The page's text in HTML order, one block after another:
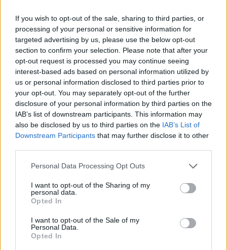
If you wish to opt-out of the sale, sharing to third parties, or
processing of your personal or sensitive information for
targeted advertising by us, please use the below opt-out
section to confirm your selection. Please note that after your
opt-out request is processed you may continue seeing
interest-based ads based on personal information utilized by
us or personal information disclosed to third parties prior to
your opt-out. You may separately opt-out of the further
disclosure of your personal information by third parties on the
IAB’s list of downstream participants. This information may
also be disclosed by us to third parties on the IAB’s List of
Downstream Participants that may further disclose it to other
Please note that this website/app uses one or more Google
not limited to your visit or usage behaviour. You may click to
grant or deny consent to Google and its third-party tags to
use your data for below specified purposes in below Google
consent section.
Personal Data Processing Opt Outs
I want to opt-out of the Sharing of my
personal data.
Opted In
I want to opt-out of the Sale of my
Personal Data.
Opted In
DEPORTES
Programación deportiva gratuita: lo que
El verano de 2026 está repleto de eventos…
DEPORTES